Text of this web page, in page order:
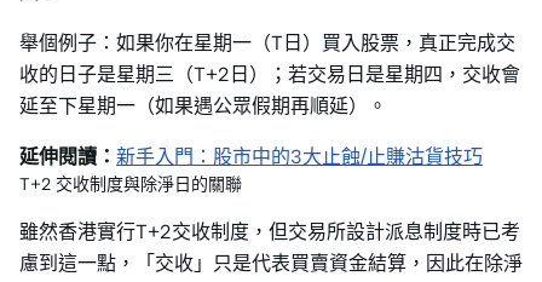
舉個例子：如果你在星期一（T日）買入股票，真正完成交
收的日子是星期三（T+2日）；若交易日是星期四，交收會
延至下星期一（如果遇公眾假期再順延）。
延伸閱讀： 新手入門：股市中的3大止蝕/止賺沽貨技巧
T+2 交收制度與除淨日的關聯
雖然香港實行T+2交收制度，但交易所設計派息制度時已考
慮到這一點，「交收」只是代表買賣資金結算，因此在除淨